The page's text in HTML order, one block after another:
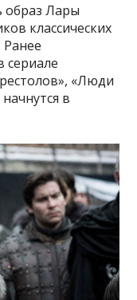
образ Лары
классических
сериале
«Люди
в